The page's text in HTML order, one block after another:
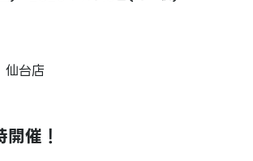
台店
催！